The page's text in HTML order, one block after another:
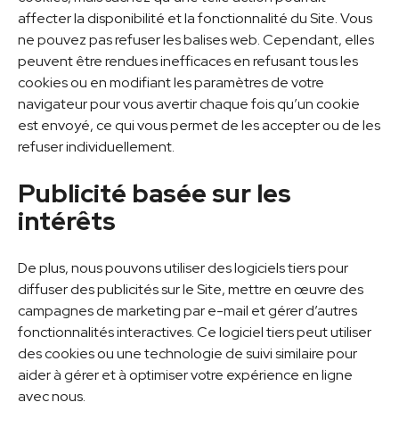
affecter la disponibilité et la fonctionnalité du Site. Vous
ne pouvez pas refuser les balises web. Cependant, elles
peuvent être rendues inefficaces en refusant tous les
cookies ou en modifiant les paramètres de votre
navigateur pour vous avertir chaque fois qu’un cookie
est envoyé, ce qui vous permet de les accepter ou de les
refuser individuellement.
Publicité basée sur les
intérêts
De plus, nous pouvons utiliser des logiciels tiers pour
diffuser des publicités sur le Site, mettre en œuvre des
campagnes de marketing par e-mail et gérer d’autres
fonctionnalités interactives. Ce logiciel tiers peut utiliser
des cookies ou une technologie de suivi similaire pour
aider à gérer et à optimiser votre expérience en ligne
avec nous.